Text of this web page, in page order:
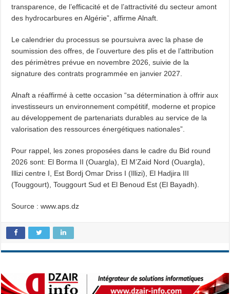
transparence, de l’efficacité et de l’attractivité du secteur amont
des hydrocarbures en Algérie”, affirme Alnaft.
Le calendrier du processus se poursuivra avec la phase de
soumission des offres, de l’ouverture des plis et de l’attribution
des périmètres prévue en novembre 2026, suivie de la
signature des contrats programmée en janvier 2027.
Alnaft a réaffirmé à cette occasion “sa détermination à offrir aux
investisseurs un environnement compétitif, moderne et propice
au développement de partenariats durables au service de la
valorisation des ressources énergétiques nationales”.
Pour rappel, les zones proposées dans le cadre du Bid round
2026 sont: El Borma II (Ouargla), El M’Zaid Nord (Ouargla),
Illizi centre I, Est Bordj Omar Driss I (Illizi), El Hadjira III
(Touggourt), Touggourt Sud et El Benoud Est (El Bayadh).
Source : www.aps.dz